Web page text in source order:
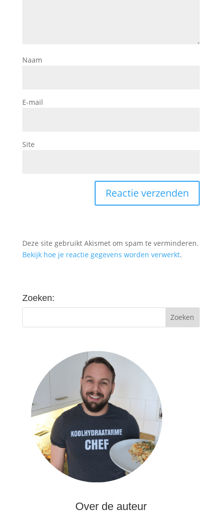
Naam
E-mail
Site
Deze site gebruikt Akismet om spam te verminderen.
Bekijk hoe je reactie gegevens worden verwerkt.
Zoeken:
Over de auteur